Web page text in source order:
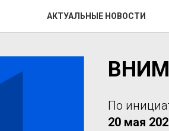
АКТУАЛЬНЫЕ НОВОСТИ
По
20 мая